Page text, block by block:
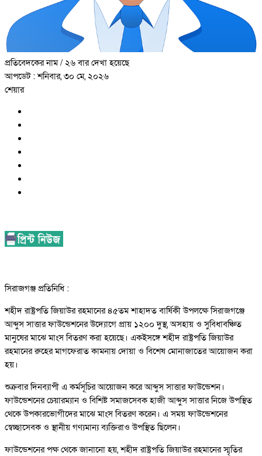
প্রতিবেদকের নাম/ ২৬ বার দেখা হয়েছে
আপডেট : শনিবার, ৩০ মে, ২০২৬
শেয়ার
সিরাজগঞ্জ প্রতিনিধি :
শহীদ রাষ্ট্রপতি জিয়াউর রহমানের ৪৫তম শাহাদত বার্ষিকী উপলক্ষে সিরাজগঞ্জে
আব্দুস সাত্তার ফাউন্ডেশনের উদ্যোগে প্রায় ১২০০ দুস্থ, অসহায় ও সুবিধাবঞ্চিত
মানুষের মাঝে মাংস বিতরণ করা হয়েছে। একইসঙ্গে শহীদ রাষ্ট্রপতি জিয়াউর
রহমানের রুহের মাগফেরাত কামনায় দোয়া ও বিশেষ মোনাজাতের আয়োজন করা
হয়।
শুক্রবার দিনব্যাপী এ কর্মসূচির আয়োজন করে আব্দুস সাত্তার ফাউন্ডেশন।
ফাউন্ডেশনের চেয়ারম্যান ও বিশিষ্ট সমাজসেবক হাজী আব্দুস সাত্তার নিজে উপস্থিত
থেকে উপকারভোগীদের মাঝে মাংস বিতরণ করেন। এ সময় ফাউন্ডেশনের
স্বেচ্ছাসেবক ও স্থানীয় গণ্যমান্য ব্যক্তিরাও উপস্থিত ছিলেন।
ফাউন্ডেশনের পক্ষ থেকে জানানো হয়, শহীদ রাষ্ট্রপতি জিয়াউর রহমানের স্মৃতির